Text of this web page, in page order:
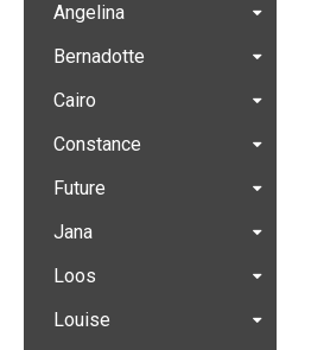
Angelina
Bernadotte
Cairo
Constance
Future
Jana
Loos
Louise